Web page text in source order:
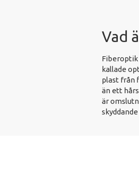
Vad
Fiberoptik
kallade
plast från
än ett
är
skyddande